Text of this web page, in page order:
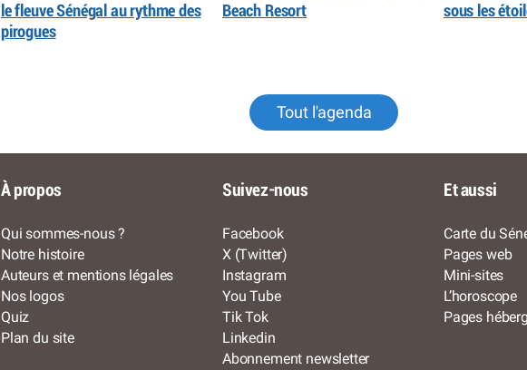
le fleuve Sénégal au rythme des
pirogues
Beach Resort
sous les
Tout l'agenda
À propos
Qui sommes-nous ?
Notre histoire
Auteurs et mentions légales
Nos logos
Quiz
Plan du site
Suivez-nous
Facebook
X (Twitter)
Instagram
You Tube
Tik Tok
Linkedin
Abonnement newsletter
Et aussi
Carte du
Pages web
Mini-sites
L’horoscope
Pages